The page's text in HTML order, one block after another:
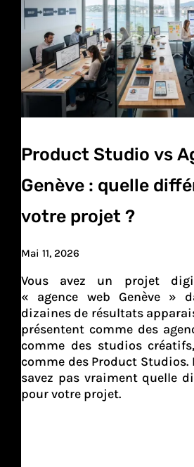
Product Studio vs
Genève : quelle
votre projet ?
Mai 11, 2026
Vous avez un projet
« agence web Genève »
dizaines de résultats
présentent comme des
comme des studios
comme des Product Studios.
savez pas vraiment quelle
pour votre projet.